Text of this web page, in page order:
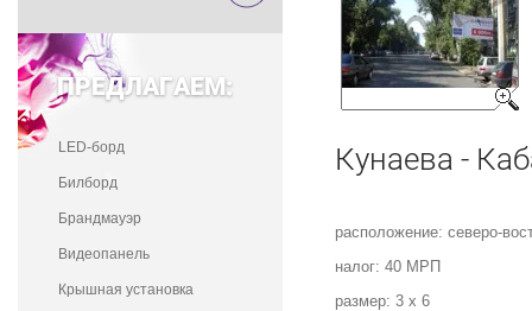
ПРЕДЛАГАЕМ:
LED-борд
Билборд
Брандмауэр
Видеопанель
Крышная установка
Кунаева -
расположение: северо-
налог: 40 МРП
размер: 3 х 6